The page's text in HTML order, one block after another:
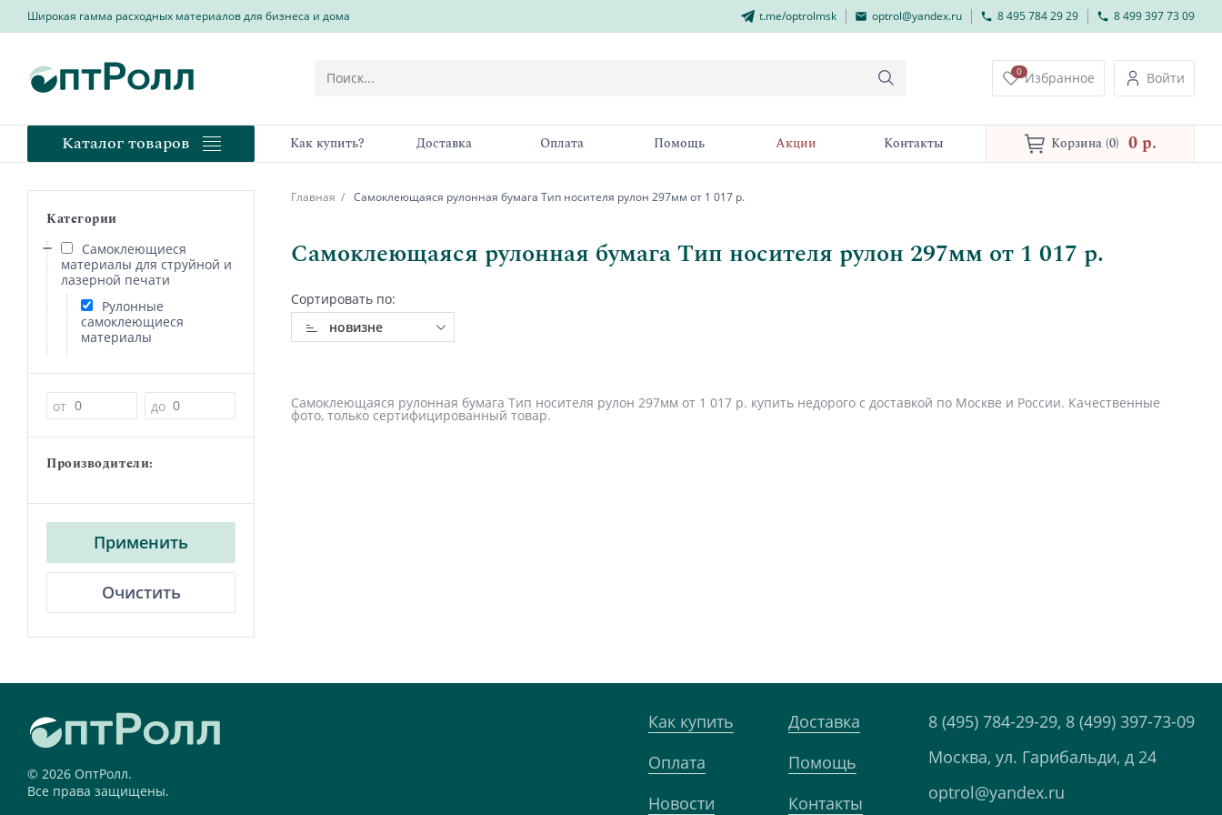
Широкая гамма расходных материалов для бизнеса и дома t.me/optrolmsk optrol@yandex.ru 8 495 784 29 29 8 499 397 73 09
0 Избранное Войти
Каталог товаров Как купить? Доставка Оплата Помощь Акции Контакты Корзина (0) 0 p.
Категории
Самоклеющиеся
материалы для струйной и
лазерной печати
Рулонные
самоклеющиеся
материалы
Цена
от до
Производители:
Применить
Очистить
Главная Самоклеющаяся рулонная бумага Тип носителя рулон 297мм от 1 017 р.
Самоклеющаяся рулонная бумага Тип носителя рулон 297мм от 1 017 р.
Сортировать по:
новизне
Самоклеющаяся рулонная бумага Тип носителя рулон 297мм от 1 017 р. купить недорого с доставкой по Москве и России. Качественные
фото, только сертифицированный товар.
© 2026 ОптРолл.
Все права защищены.
Как купить
Доставка
Оплата
Помощь
Новости
Контакты
8 (495) 784-29-29, 8 (499) 397-73-09
Москва, ул. Гарибальди, д 24
optrol@yandex.ru